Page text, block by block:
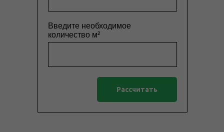
Введите необходимое
количество м²
Рассчитать